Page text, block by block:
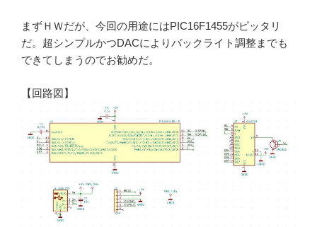
まずＨＷだが、今回の用途にはPIC16F1455がピッタリ
だ。超シンプルかつDACによりバックライト調整までも
できてしまうのでお勧めだ。
【回路図】